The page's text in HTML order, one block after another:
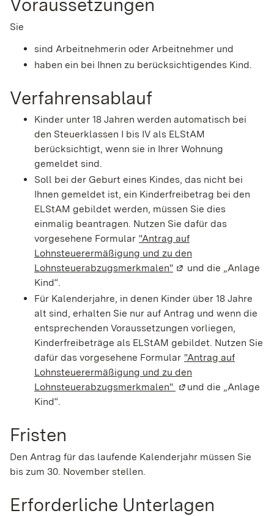
Voraussetzungen
Sie
sind Arbeitnehmerin oder Arbeitnehmer und
haben ein bei Ihnen zu berücksichtigendes Kind.
Verfahrensablauf
Kinder unter 18 Jahren werden automatisch bei
den Steuerklassen I bis IV als ELStAM
berücksichtigt, wenn sie in Ihrer Wohnung
gemeldet sind.
Soll bei der Geburt eines Kindes, das nicht bei
Ihnen gemeldet ist, ein Kinderfreibetrag bei den
ELStAM gebildet werden, müssen Sie dies
einmalig beantragen. Nutzen Sie dafür das
vorgesehene Formular "Antrag auf
Lohnsteuerermäßigung und zu den
Lohnsteuerabzugsmerkmalen" (Wird in einem
und die „Anlage
Kind“.
Für Kalenderjahre, in denen Kinder über 18 Jahre
alt sind, erhalten Sie nur auf Antrag und wenn die
entsprechenden Voraussetzungen vorliegen,
Kinderfreibeträge als ELStAM gebildet. Nutzen Sie
dafür das vorgesehene Formular "Antrag auf
Lohnsteuerermäßigung und zu den
Lohnsteuerabzugsmerkmalen" (Wird in einem
und die „Anlage
Kind“.
Fristen
Den Antrag für das laufende Kalenderjahr müssen Sie
bis zum 30. November stellen.
Erforderliche Unterlagen